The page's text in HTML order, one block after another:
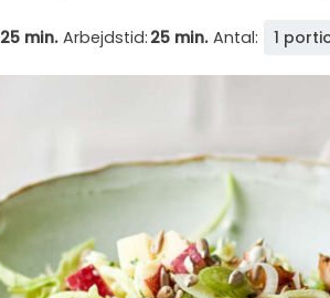
25 min. Arbejdstid: 25 min. Antal: 1